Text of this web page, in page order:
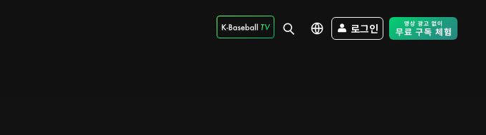
로그인 Free Trial -